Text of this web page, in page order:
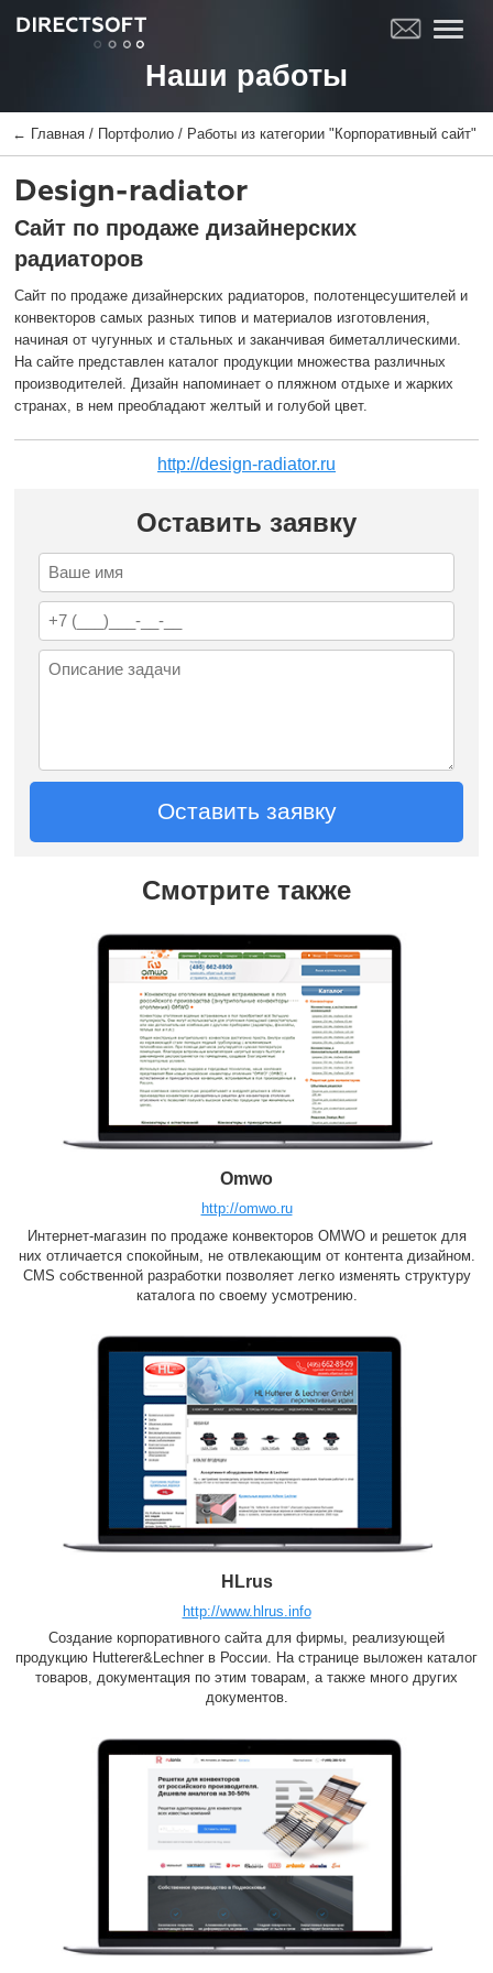
Наши работы
← Главная/ Портфолио/ Работы из категории "Корпоративный сайт"
Design-radiator
Сайт по продаже дизайнерских
радиаторов
Сайт по продаже дизайнерских радиаторов, полотенцесушителей и
конвекторов самых разных типов и материалов изготовления,
начиная от чугунных и стальных и заканчивая биметаллическими.
На сайте представлен каталог продукции множества различных
производителей. Дизайн напоминает о пляжном отдыхе и жарких
странах, в нем преобладают желтый и голубой цвет.
http://design-radiator.ru
Оставить заявку
Оставить заявку
Смотрите также
Omwo
http://omwo.ru
Интернет-магазин по продаже конвекторов OMWO и решеток для
них отличается спокойным, не отвлекающим от контента дизайном.
CMS собственной разработки позволяет легко изменять структуру
каталога по своему усмотрению.
HLrus
http://www.hlrus.info
Создание корпоративного сайта для фирмы, реализующей
продукцию Hutterer&Lechner в России. На странице выложен каталог
товаров, документация по этим товарам, а также много других
документов.